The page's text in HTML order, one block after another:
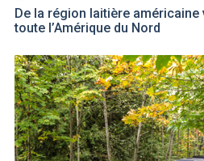
De la région laitière
toute l’Amérique du Nord